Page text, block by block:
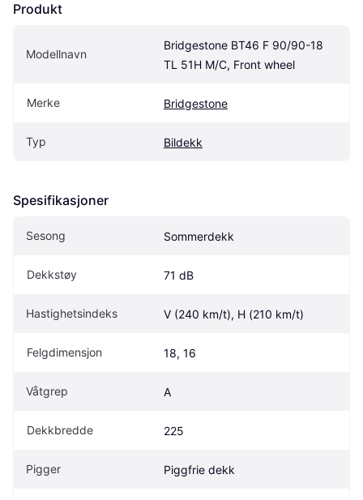
Produkt
Modellnavn
Bridgestone BT46 F 90/90-18
TL 51H M/C, Front wheel
Merke Bridgestone
Typ Bildekk
Spesifikasjoner
Sesong Sommerdekk
Dekkstøy 71 dB
Hastighetsindeks V (240 km/t), H (210 km/t)
Felgdimensjon 18, 16
Våtgrep A
Dekkbredde 225
Pigger Piggfrie dekk